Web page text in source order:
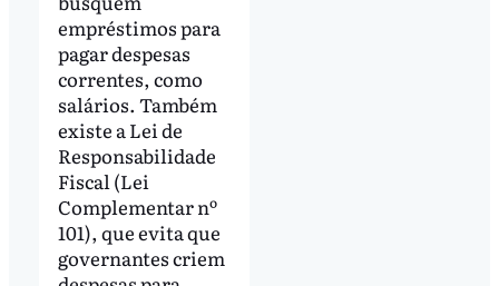
empréstimos para
pagar despesas
correntes, como
salários. Também
existe a Lei de
Responsabilidade
Fiscal (Lei
Complementar nº
101), que evita que
governantes criem